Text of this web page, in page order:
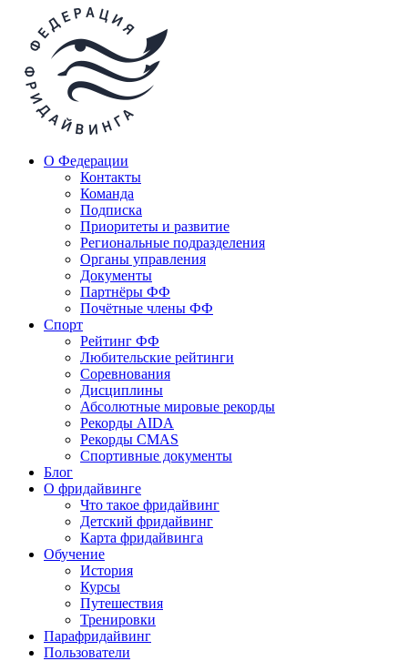
О Федерации
Контакты
Команда
Подписка
Приоритеты и развитие
Региональные подразделения
Органы управления
Документы
Партнёры ФФ
Почётные члены ФФ
Спорт
Рейтинг ФФ
Любительские рейтинги
Соревнования
Дисциплины
Абсолютные мировые рекорды
Рекорды AIDA
Рекорды CMAS
Спортивные документы
Блог
О фридайвинге
Что такое фридайвинг
Детский фридайвинг
Карта фридайвинга
Обучение
История
Курсы
Путешествия
Тренировки
Парафридайвинг
Пользователи